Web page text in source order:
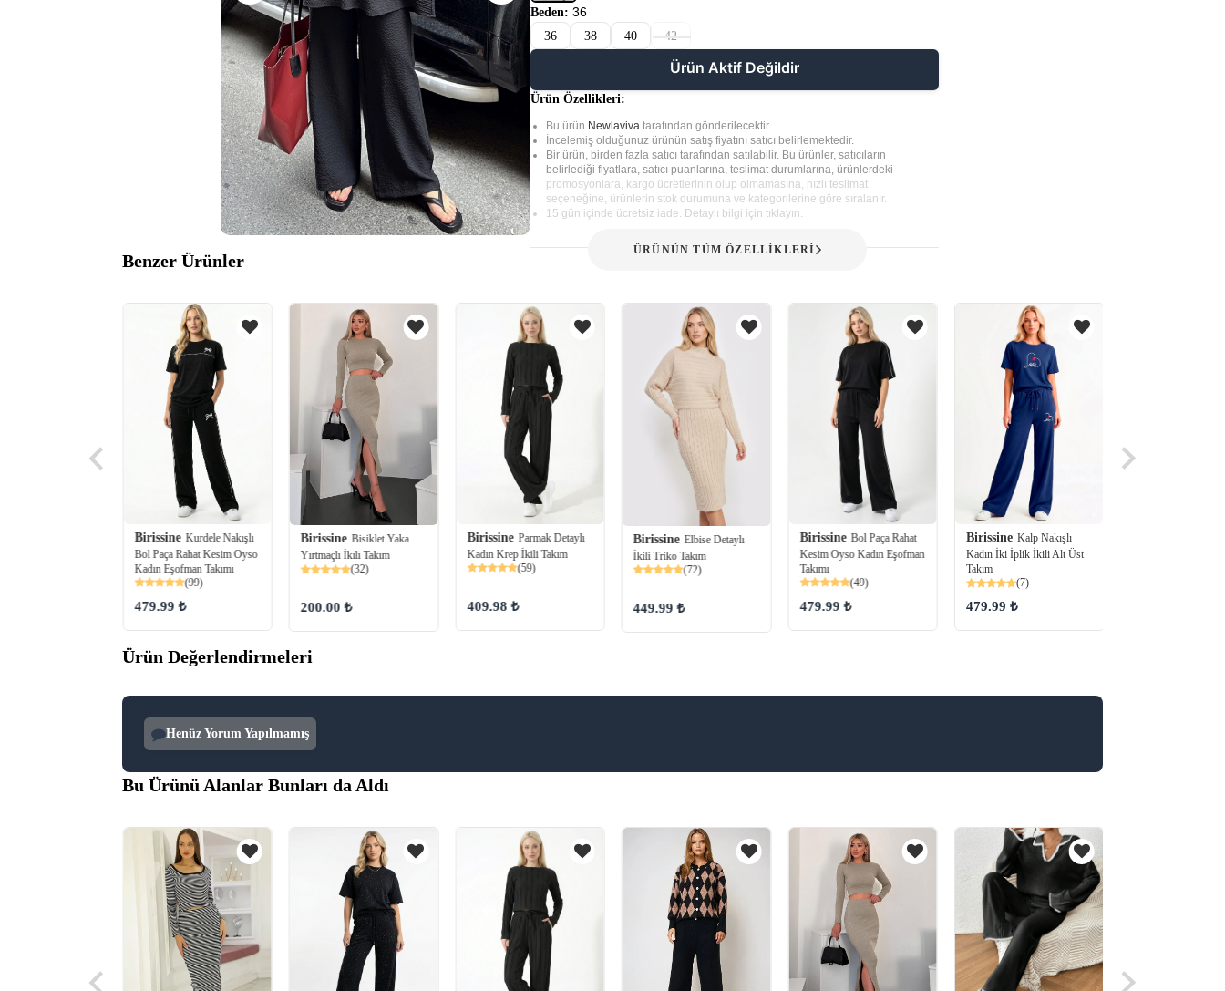
Beden: 36
36 38 40 42
Ürün Aktif Değildir
Ürün Özellikleri:
Bu ürün Newlavivatarafından gönderilecektir.
İncelemiş olduğunuz ürünün satış fiyatını satıcı belirlemektedir.
Bir ürün, birden fazla satıcı tarafından satılabilir. Bu ürünler, satıcıların
belirlediği fiyatlara, satıcı puanlarına, teslimat durumlarına, ürünlerdeki
promosyonlara, kargo ücretlerinin olup olmamasına, hızlı teslimat
seçeneğine, ürünlerin stok durumuna ve kategorilerine göre sıralanır.
15 gün içinde ücretsiz iade. Detaylı bilgi için tıklayın.
ÜRÜNÜN TÜM ÖZELLİKLERİ
Benzer Ürünler
Birissine Kurdele Nakışlı
Bol Paça Rahat Kesim Oyso
Kadın Eşofman Takımı
(99)
479.99 ₺
Birissine Bisiklet Yaka
Yırtmaçlı İkili Takım
(32)
200.00 ₺
Birissine Parmak Detaylı
Kadın Krep İkili Takım
(59)
409.98 ₺
Birissine Elbise Detaylı
İkili Triko Takım
(72)
449.99 ₺
Birissine Bol Paça Rahat
Kesim Oyso Kadın Eşofman
Takımı
(49)
479.99 ₺
Birissine Kalp Nakışlı
Kadın İki İplik İkili Alt Üst
Takım
(7)
479.99 ₺
Ürün Değerlendirmeleri
Henüz Yorum Yapılmamış
Bu Ürünü Alanlar Bunları da Aldı